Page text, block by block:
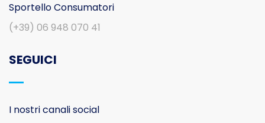
Sportello Consumatori
(+39) 06 948 070 41
SEGUICI
I nostri canali social